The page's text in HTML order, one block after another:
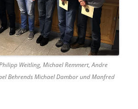
Weitling, Michael Remmert, Andre
Behrends Michael Dambor und Manfred